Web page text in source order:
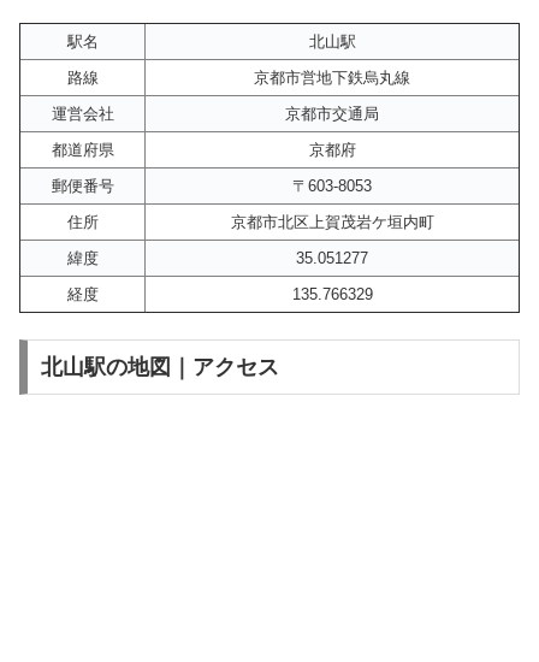
駅名
北山駅
路線
京都市営地下鉄烏丸線
運営会社
京都市交通局
都道府県
京都府
郵便番号
〒603-8053
住所
京都市北区上賀茂岩ケ垣内町
緯度
35.051277
経度
135.766329
北山駅の地図｜アクセス